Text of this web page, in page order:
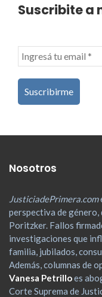
Suscribite a
Nosotros
JusticiadePrimera.com
perspectiva de
Poritzker. Fallos
investigaciones que
familia, jubilados,
Además, columnas de
Vanesa Petrilloes
Corte Suprema de